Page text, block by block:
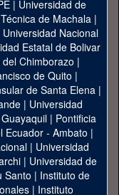
| Universidad de
de Machala|
Universidad Nacional
Estatal de Bolivar
Chimborazo |
de Quito |
de Santa Elena|
| Universidad
| Pontificia
Ecuador - Ambato |
| Universidad
| Universidad de
Santo | Instituto de
| Instituto